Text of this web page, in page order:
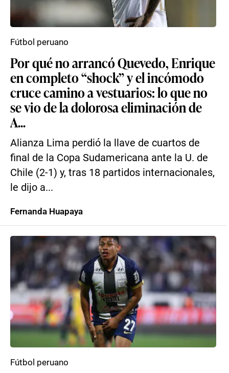
Por qué no arrancó Quevedo, Enrique
en completo “shock” y el incómodo
cruce camino a vestuarios: lo que no
se vio de la dolorosa eliminación de
A...
Alianza Lima perdió la llave de cuartos de
final de la Copa Sudamericana ante la U. de
Chile (2-1) y, tras 18 partidos internacionales,
le dijo a...
Fútbol peruano
Fernanda Huapaya
Fútbol peruano